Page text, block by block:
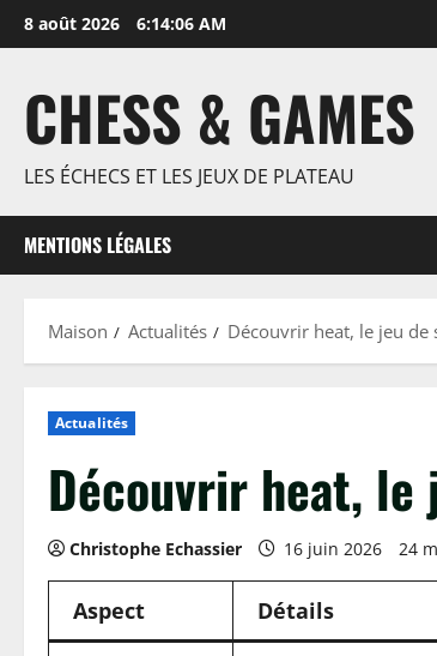
Passer
au
8 août 2026 6:14:06 AM
CHESS & GAMES
LES ÉCHECS ET LES JEUX DE PLATEAU
MENTIONS LÉGALES
Maison Actualités Découvrir heat, le jeu
Actualités
Découvrir heat,
Christophe Echassier 16 juin 2026 24
Aspect Détails